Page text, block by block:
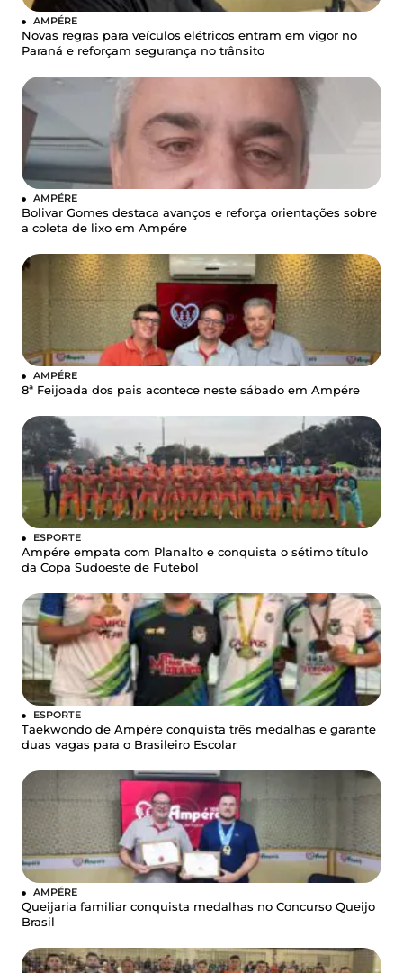
AMPÉRE
Novas regras para veículos elétricos entram em vigor no
Paraná e reforçam segurança no trânsito
AMPÉRE
Bolivar Gomes destaca avanços e reforça orientações sobre
a coleta de lixo em Ampére
AMPÉRE
8ª Feijoada dos pais acontece neste sábado em Ampére
ESPORTE
Ampére empata com Planalto e conquista o sétimo título
da Copa Sudoeste de Futebol
ESPORTE
Taekwondo de Ampére conquista três medalhas e garante
duas vagas para o Brasileiro Escolar
AMPÉRE
Queijaria familiar conquista medalhas no Concurso Queijo
Brasil